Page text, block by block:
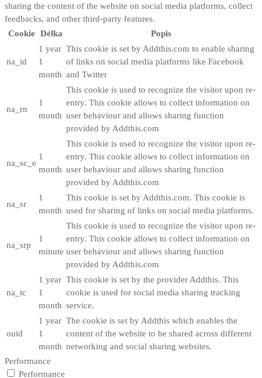
sharing the content of the website on social media platforms, collect
feedbacks, and other third-party features.
Cookie Délka Popis
na_id
1 year
1
month
This cookie is set by Addthis.com to enable sharing
of links on social media platforms like Facebook
and Twitter
na_rn
1
month
This cookie is used to recognize the visitor upon re-
entry. This cookie allows to collect information on
user behaviour and allows sharing function
provided by Addthis.com
na_sc_e
1
month
This cookie is used to recognize the visitor upon re-
entry. This cookie allows to collect information on
user behaviour and allows sharing function
provided by Addthis.com
na_sr
1
month
This cookie is set by Addthis.com. This cookie is
used for sharing of links on social media platforms.
na_srp
1
minute
This cookie is used to recognize the visitor upon re-
entry. This cookie allows to collect information on
user behaviour and allows sharing function
provided by Addthis.com
na_tc
1 year
1
month
This cookie is set by the provider Addthis. This
cookie is used for social media sharing tracking
service.
ouid
1 year
1
month
The cookie is set by Addthis which enables the
content of the website to be shared across different
networking and social sharing websites.
Performance
Performance